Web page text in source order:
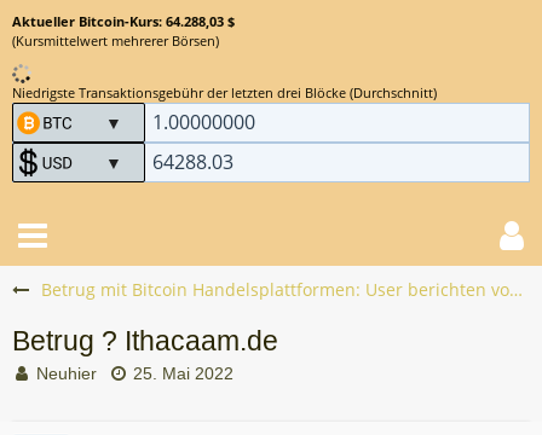
Aktueller Bitcoin-Kurs: 64.288,03 $
(Kursmittelwert mehrerer Börsen)
Niedrigste Transaktionsgebühr der letzten drei Blöcke (Durchschnitt)
Betrug mit Bitcoin Handelsplattformen: User berichten vom Bitcoin Scam
Betrug ? Ithacaam.de
Neuhier 25. Mai 2022